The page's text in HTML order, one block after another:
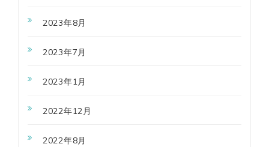
2023年8月
2023年7月
2023年1月
2022年12月
2022年8月